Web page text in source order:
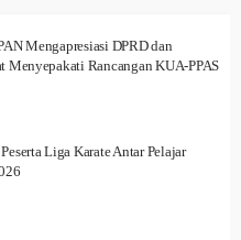
Mengapresiasi DPRD dan
Menyepakati Rancangan KUA-PPAS
Liga Karate Antar Pelajar